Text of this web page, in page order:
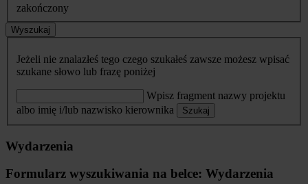
zakończony
Wyszukaj
Jeżeli nie znalazłeś tego czego szukałeś zawsze możesz wpisać
szukane słowo lub frazę poniżej
Wpisz fragment nazwy projektu
albo imię i/lub nazwisko kierownika
Szukaj
Wydarzenia
Formularz wyszukiwania na belce: Wydarzenia